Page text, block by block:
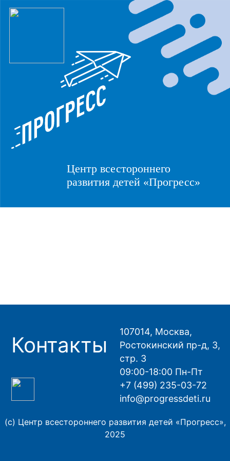
Центр всестороннего
развития детей «Прогресс»
Контакты
107014, Москва,
Ростокинский пр-д, 3,
стр. 3
09:00-18:00 Пн-Пт
+7 (499) 235-03-72
info@progressdeti.ru
(с) Центр всестороннего развития детей «Прогресс»,
2025